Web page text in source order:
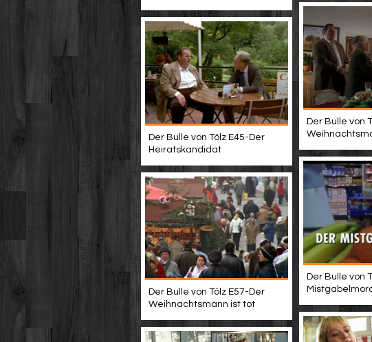
Der Bulle von
Der Bulle von Tölz E45-Der
Heiratskandidat
Der Bulle von
Der Bulle von Tölz E57-Der
Weihnachtsmann ist tot